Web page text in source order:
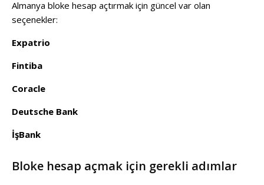
Almanya bloke hesap açtırmak için güncel var olan
seçenekler:
Expatrio
Fintiba
Coracle
Deutsche Bank
İşBank
Bloke hesap açmak için gerekli adımlar